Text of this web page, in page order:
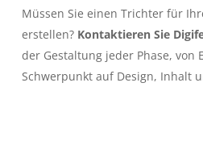
Müssen Sie einen Trichter für
erstellen? Kontaktieren Sie
der Gestaltung jeder Phase, von
Schwerpunkt auf Design, Inhalt